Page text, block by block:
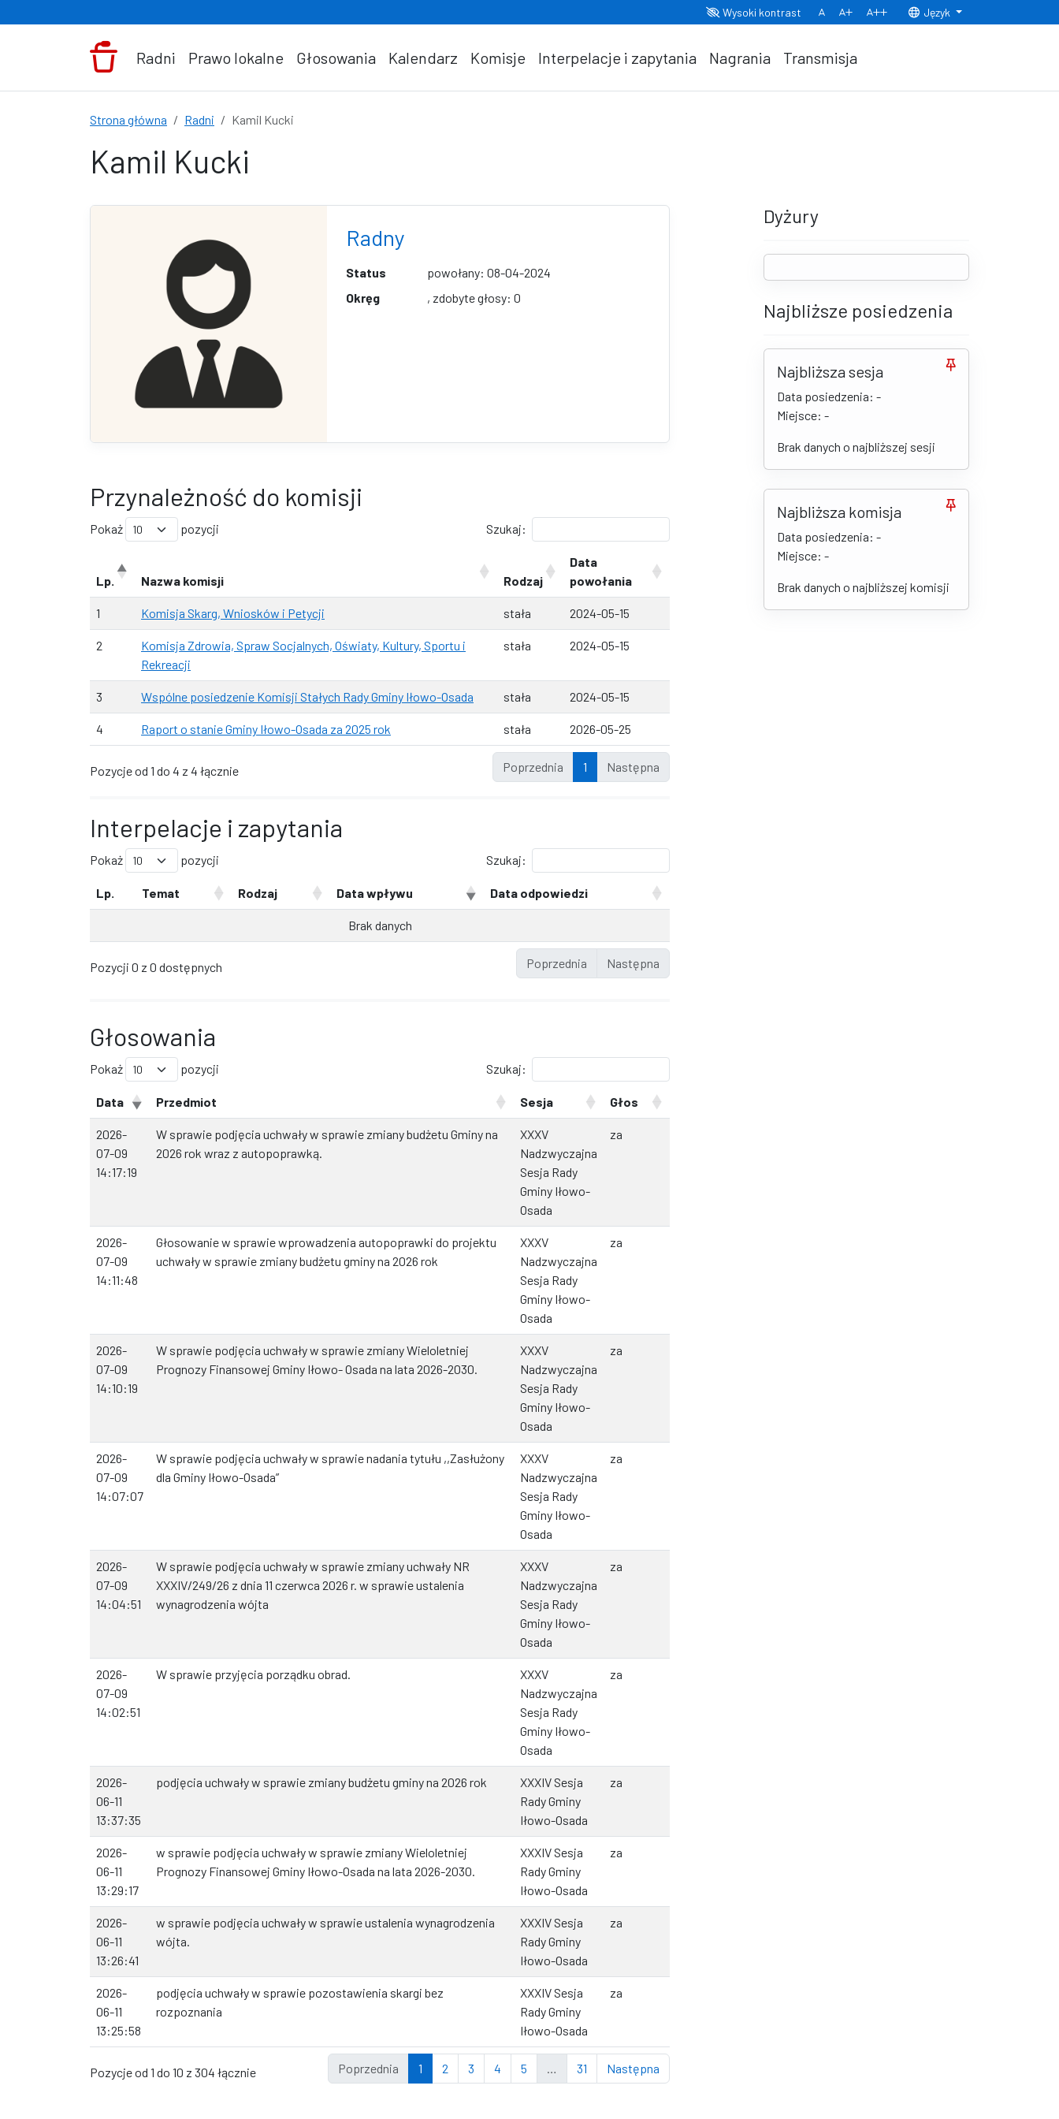
Wysoki kontrast
Normalny rozmiar czcionki
Rozmiar czcionki 150% Rozmiar czcionki 200%
Język
Radni Prawo lokalne Głosowania Kalendarz Komisje Interpelacje i zapytania Nagrania Transmisja
Strona główna Radni Kamil Kucki
Kamil Kucki
Radny
Status
powołany: 08-04-2024
Okręg
, zdobyte głosy: 0
Przynależność do komisji
Pokaż pozycji Szukaj:
Lp. Nazwa komisji Rodzaj
Data
powołania
1 Komisja Skarg, Wniosków i Petycji stała 2024-05-15
2
Komisja Zdrowia, Spraw Socjalnych, Oświaty, Kultury, Sportu i
Rekreacji
stała 2024-05-15
3 Wspólne posiedzenie Komisji Stałych Rady Gminy Iłowo-Osada stała 2024-05-15
4 Raport o stanie Gminy Iłowo-Osada za 2025 rok stała 2026-05-25
Pozycje od 1 do 4 z 4 łącznie Poprzednia 1 Następna
Interpelacje i zapytania
Pokaż pozycji Szukaj:
Lp. Temat Rodzaj Data wpływu Data odpowiedzi
Brak danych
Pozycji 0 z 0 dostępnych Poprzednia Następna
Głosowania
Pokaż pozycji Szukaj:
Data Przedmiot Sesja Głos
2026-
07-09
14:17:19
W sprawie podjęcia uchwały w sprawie zmiany budżetu Gminy na
2026 rok wraz z autopoprawką.
XXXV
Nadzwyczajna
Sesja Rady
Gminy Iłowo-
Osada
za
2026-
07-09
14:11:48
Głosowanie w sprawie wprowadzenia autopoprawki do projektu
uchwały w sprawie zmiany budżetu gminy na 2026 rok
XXXV
Nadzwyczajna
Sesja Rady
Gminy Iłowo-
Osada
za
2026-
07-09
14:10:19
W sprawie podjęcia uchwały w sprawie zmiany Wieloletniej
Prognozy Finansowej Gminy Iłowo- Osada na lata 2026-2030.
XXXV
Nadzwyczajna
Sesja Rady
Gminy Iłowo-
Osada
za
2026-
07-09
14:07:07
W sprawie podjęcia uchwały w sprawie nadania tytułu ,,Zasłużony
dla Gminy Iłowo-Osada”
XXXV
Nadzwyczajna
Sesja Rady
Gminy Iłowo-
Osada
za
2026-
07-09
14:04:51
W sprawie podjęcia uchwały w sprawie zmiany uchwały NR
XXXIV/249/26 z dnia 11 czerwca 2026 r. w sprawie ustalenia
wynagrodzenia wójta
XXXV
Nadzwyczajna
Sesja Rady
Gminy Iłowo-
Osada
za
2026-
07-09
14:02:51
W sprawie przyjęcia porządku obrad.
XXXV
Nadzwyczajna
Sesja Rady
Gminy Iłowo-
Osada
za
2026-
06-11
13:37:35
podjęcia uchwały w sprawie zmiany budżetu gminy na 2026 rok
XXXIV Sesja
Rady Gminy
Iłowo-Osada
za
2026-
06-11
13:29:17
w sprawie podjęcia uchwały w sprawie zmiany Wieloletniej
Prognozy Finansowej Gminy Iłowo-Osada na lata 2026-2030.
XXXIV Sesja
Rady Gminy
Iłowo-Osada
za
2026-
06-11
13:26:41
w sprawie podjęcia uchwały w sprawie ustalenia wynagrodzenia
wójta.
XXXIV Sesja
Rady Gminy
Iłowo-Osada
za
2026-
06-11
13:25:58
podjęcia uchwały w sprawie pozostawienia skargi bez
rozpoznania
XXXIV Sesja
Rady Gminy
Iłowo-Osada
za
Pozycje od 1 do 10 z 304 łącznie Poprzednia 1 2 3 4 5 … 31 Następna
Dyżury
Najbliższe posiedzenia
Najbliższa sesja
Data posiedzenia: -
Miejsce: -
Brak danych o najbliższej sesji
Najbliższa komisja
Data posiedzenia: -
Miejsce: -
Brak danych o najbliższej komisji